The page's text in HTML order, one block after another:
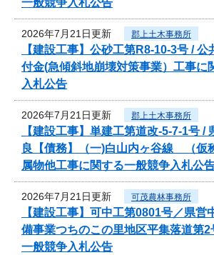
2026年7月21日更新 郡上土木事務所
【建設工事】公砂工第R8-10-3号 / 公
付金(急傾斜地崩壊対策事業）工事に
入札公告
2026年7月21日更新 郡上土木事務所
【建設工事】単建工第道改-5-7-1号 /
良【債務】（一)白山内ヶ谷線 （仮
属物他工事に関する一般競争入札公
2026年7月21日更新 可茂農林事務所
【建設工事】可中工第0801号／県営
備事業つちのこの里地区平集落道第2
一般競争入札公告